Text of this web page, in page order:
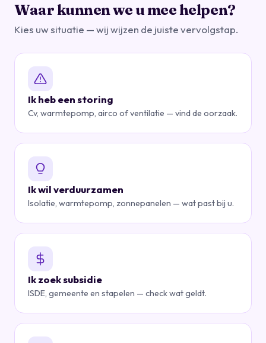
Waar kunnen we u mee helpen?
Kies uw situatie — wij wijzen de juiste vervolgstap.
Ik heb een storing
Cv, warmtepomp, airco of ventilatie — vind de oorzaak.
Ik wil verduurzamen
Isolatie, warmtepomp, zonnepanelen — wat past bij u.
Ik zoek subsidie
ISDE, gemeente en stapelen — check wat geldt.